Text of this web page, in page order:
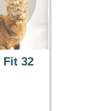
Fit 32